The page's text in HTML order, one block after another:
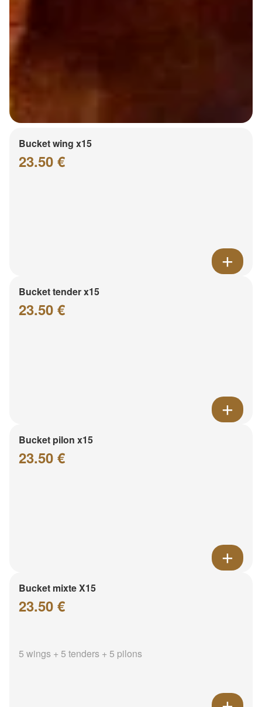
Bucket wing x15
23.50 €
Bucket tender x15
23.50 €
Bucket pilon x15
23.50 €
Bucket mixte X15
23.50 €
5 wings + 5 tenders + 5 pilons